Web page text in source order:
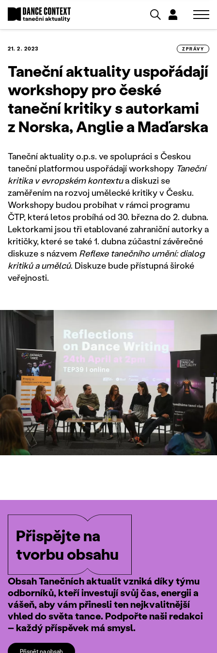
21. 2. 2023 ZPRÁVY
Taneční aktuality uspořádají
workshopy pro české
taneční kritiky s autorkami
z Norska, Anglie a Maďarska
Taneční aktuality o.p.s. ve spolupráci s Českou
taneční platformou uspořádají workshopy Taneční
kritika v evropském kontextua diskuzi se
zaměřením na rozvoj umělecké kritiky v Česku.
Workshopy budou probíhat v rámci programu
ČTP, která letos probíhá od 30. března do 2. dubna.
Lektorkami jsou tři etablované zahraniční autorky a
kritičky, které se také 1. dubna zúčastní závěrečné
diskuze s názvem Reflexe tanečního umění: dialog
kritiků a umělců. Diskuze bude přístupná široké
veřejnosti.
Přispějte na
tvorbu obsahu
Obsah Tanečních aktualit vzniká díky týmu
odborníků, kteří investují svůj čas, energii a
vášeň, aby vám přinesli ten nejkvalitnější
vhled do světa tance. Podpořte naši redakci
– každý příspěvek má smysl.
Přispět na obsah